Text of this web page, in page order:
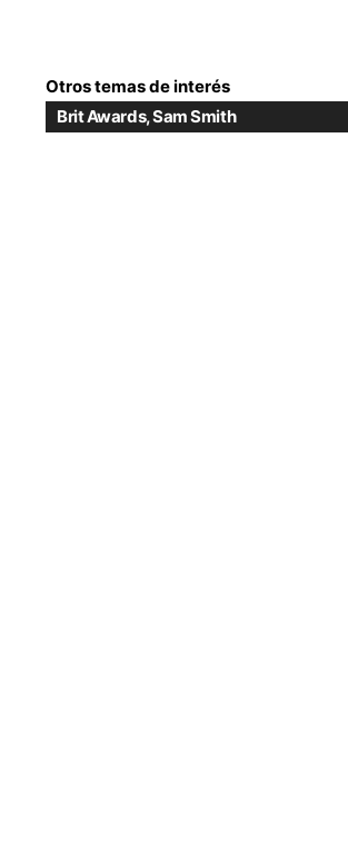
Otros temas de interés
Brit Awards,Sam Smith